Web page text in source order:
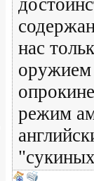
нас
оружием
режим